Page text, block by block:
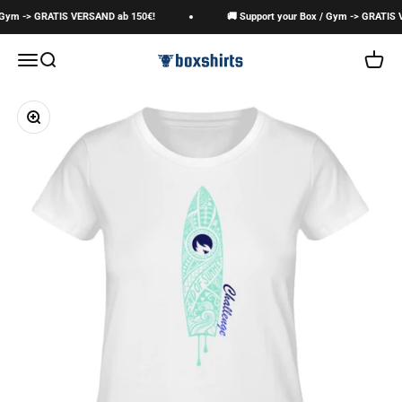
-> GRATIS VERSAND ab 150€! 🚚 Support your Box / Gym -> GRATIS
Navigationsmenü öffnen
Suche öffnen boxshirts
Bild vergrößern